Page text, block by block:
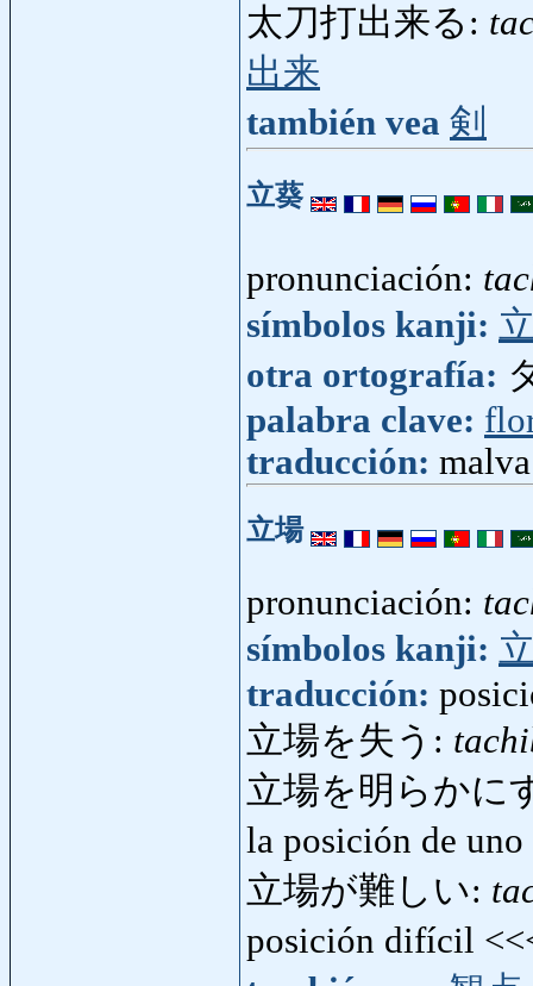
太刀打出来る:
出来
también vea 剣
立葵
pronunciación:
símbolos kanji:
otra ortografía:
palabra clave:
traducción:
立場
pronunciación:
símbolos kanji:
traducción:
立場を失う:
立場を明らかに
la posición de
立場が難しい:
posición difícil